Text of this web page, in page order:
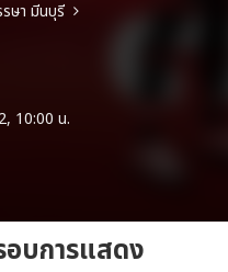
ษา มีนบุรี
10:00 น.
บการแสดง